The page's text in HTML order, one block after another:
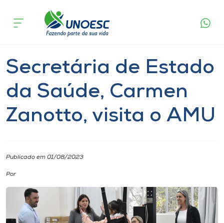
Cursos
Pesquisa
Atendimento ao Estudante
A
Unoesc
Internacionalização
acontece
Geral
Secretária de Estado
da Saúde, Carmen
Zanotto, visita o AMU
Publicado em 01/08/2023
Por